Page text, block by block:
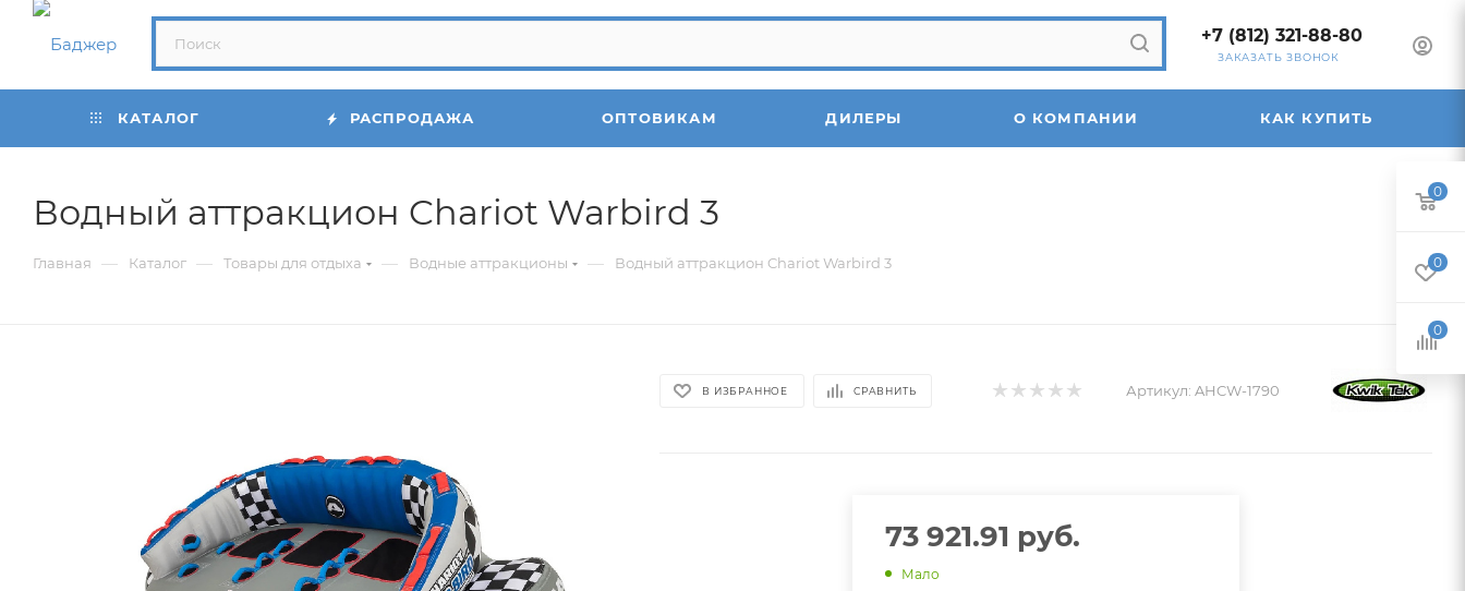
+7 (812) 321-88-80
ЗАКАЗАТЬ ЗВОНОК
КАТАЛОГ РАСПРОДАЖА ОПТОВИКАМ ДИЛЕРЫ О КОМПАНИИ КАК КУПИТЬ
Водный аттракцион Chariot Warbird 3
Главная — Каталог — Товары для отдыха — Водные аттракционы — Водный аттракцион Chariot Warbird 3
В ИЗБРАННОЕ СРАВНИТЬ Артикул: AHCW-1790
73 921.91 руб.
Мало
0
0
0